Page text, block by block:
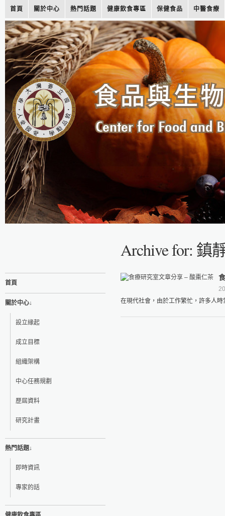
首頁 關於中心 熱門話題 健康飲食專區 保健食品 中醫食療
Archive for: 鎮
首頁
關於中心↓
設立緣起
成立目標
組織架構
中心任務規劃
歷屆資料
研究計畫
熱門話題↓
即時資訊
專家的話
在現代社會，由於工作繁忙，許多人